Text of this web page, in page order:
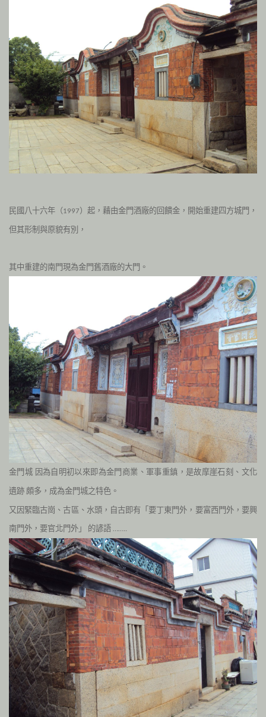
民國八十六年（1997）起，藉由金門酒廠的回饋金，開始重建四方城門，
但其形制與原貌有別，
其中重建的南門現為金門舊酒廠的大門。
金門城 因為自明初以來即為金門商業、軍事重鎮，是故摩崖石刻、文化
遺跡 頗多，成為金門城之特色。
又因緊臨古崗、古區、水頭， 自古即有「要丁東門外，要富西門外，要興
南門外，要官北門外」
的諺語